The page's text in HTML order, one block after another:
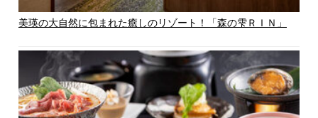
美瑛の大自然に包まれた癒しのリゾート！「森の雫ＲＩＮ」